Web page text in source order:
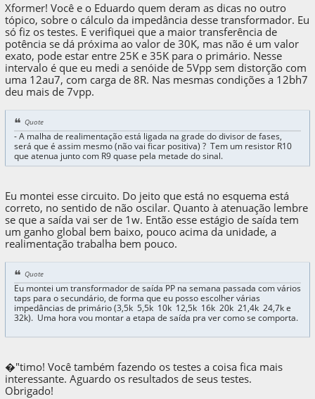
Xformer! Você e o Eduardo quem deram as dicas no outro
tópico, sobre o cálculo da impedância desse transformador. Eu
só fiz os testes. E verifiquei que a maior transferência de
potência se dá próxima ao valor de 30K, mas não é um valor
exato, pode estar entre 25K e 35K para o primário. Nesse
intervalo é que eu medi a senóide de 5Vpp sem distorção com
uma 12au7, com carga de 8R. Nas mesmas condições a 12bh7
deu mais de 7vpp.
Quote
- A malha de realimentação está ligada na grade do divisor de fases,
será que é assim mesmo (não vai ficar positiva) ? Tem um resistor R10
que atenua junto com R9 quase pela metade do sinal.
Eu montei esse circuito. Do jeito que está no esquema está
correto, no sentido de não oscilar. Quanto à atenuação lembre
se que a saída vai ser de 1w. Então esse estágio de saída tem
um ganho global bem baixo, pouco acima da unidade, a
realimentação trabalha bem pouco.
Quote
Eu montei um transformador de saída PP na semana passada com vários
taps para o secundário, de forma que eu posso escolher várias
impedâncias de primário (3,5k 5,5k 10k 12,5k 16k 20k 21,4k 24,7k e
32k). Uma hora vou montar a etapa de saída pra ver como se comporta.
�"timo! Você também fazendo os testes a coisa fica mais
interessante. Aguardo os resultados de seus testes.
Obrigado!